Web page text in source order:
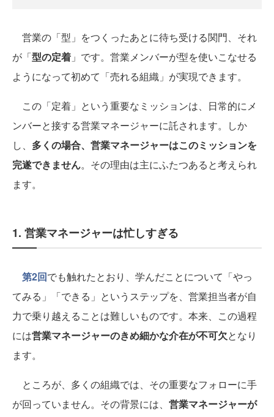
営業の「型」をつくったあとに待ち受ける関門、それ
が「型の定着 」です。営業メンバーが型を使いこなせる
ようになって初めて「売れる組織」が実現できます。
この「定着」という重要なミッションは、日常的にメ
ンバーと接する営業マネージャーに託されます。しか
し、 多くの場合、営業マネージャーはこのミッションを
完遂できません。その理由は主にふたつあると考えられ
ます。
1. 営業マネージャーは忙しすぎる
第2回でも触れたとおり、学んだことについて「やっ
てみる」「できる」というステップを、営業担当者が自
力で乗り越えることは難しいものです。本来、この過程
には営業マネージャーのきめ細かな介在が不可欠となり
ます。
ところが、多くの組織では、その重要なフォローに手
が回っていません。その背景には、 営業マネージャーが